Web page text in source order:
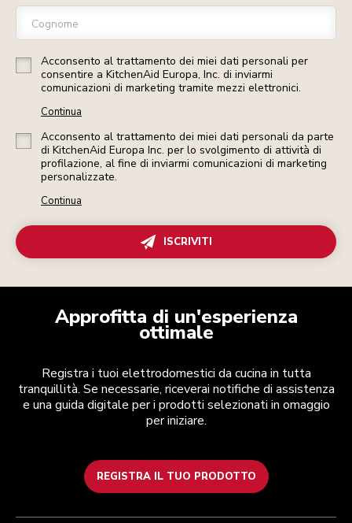
Cognome
Acconsento al trattamento dei miei dati personali per
consentire a KitchenAid Europa, Inc. di inviarmi
comunicazioni di marketing tramite mezzi elettronici.
Continua
Acconsento al trattamento dei miei dati personali da parte
di KitchenAid Europa Inc. per lo svolgimento di attività di
profilazione, al fine di inviarmi comunicazioni di marketing
personalizzate.
Continua
ISCRIVITI
Approfitta di un'esperienza
ottimale
Registra i tuoi elettrodomestici da cucina in tutta
tranquillità. Se necessarie, riceverai notifiche di assistenza
e una guida digitale per i prodotti selezionati in omaggio
per iniziare.
REGISTRA IL TUO PRODOTTO